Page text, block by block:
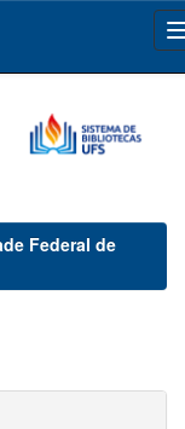
Federal de